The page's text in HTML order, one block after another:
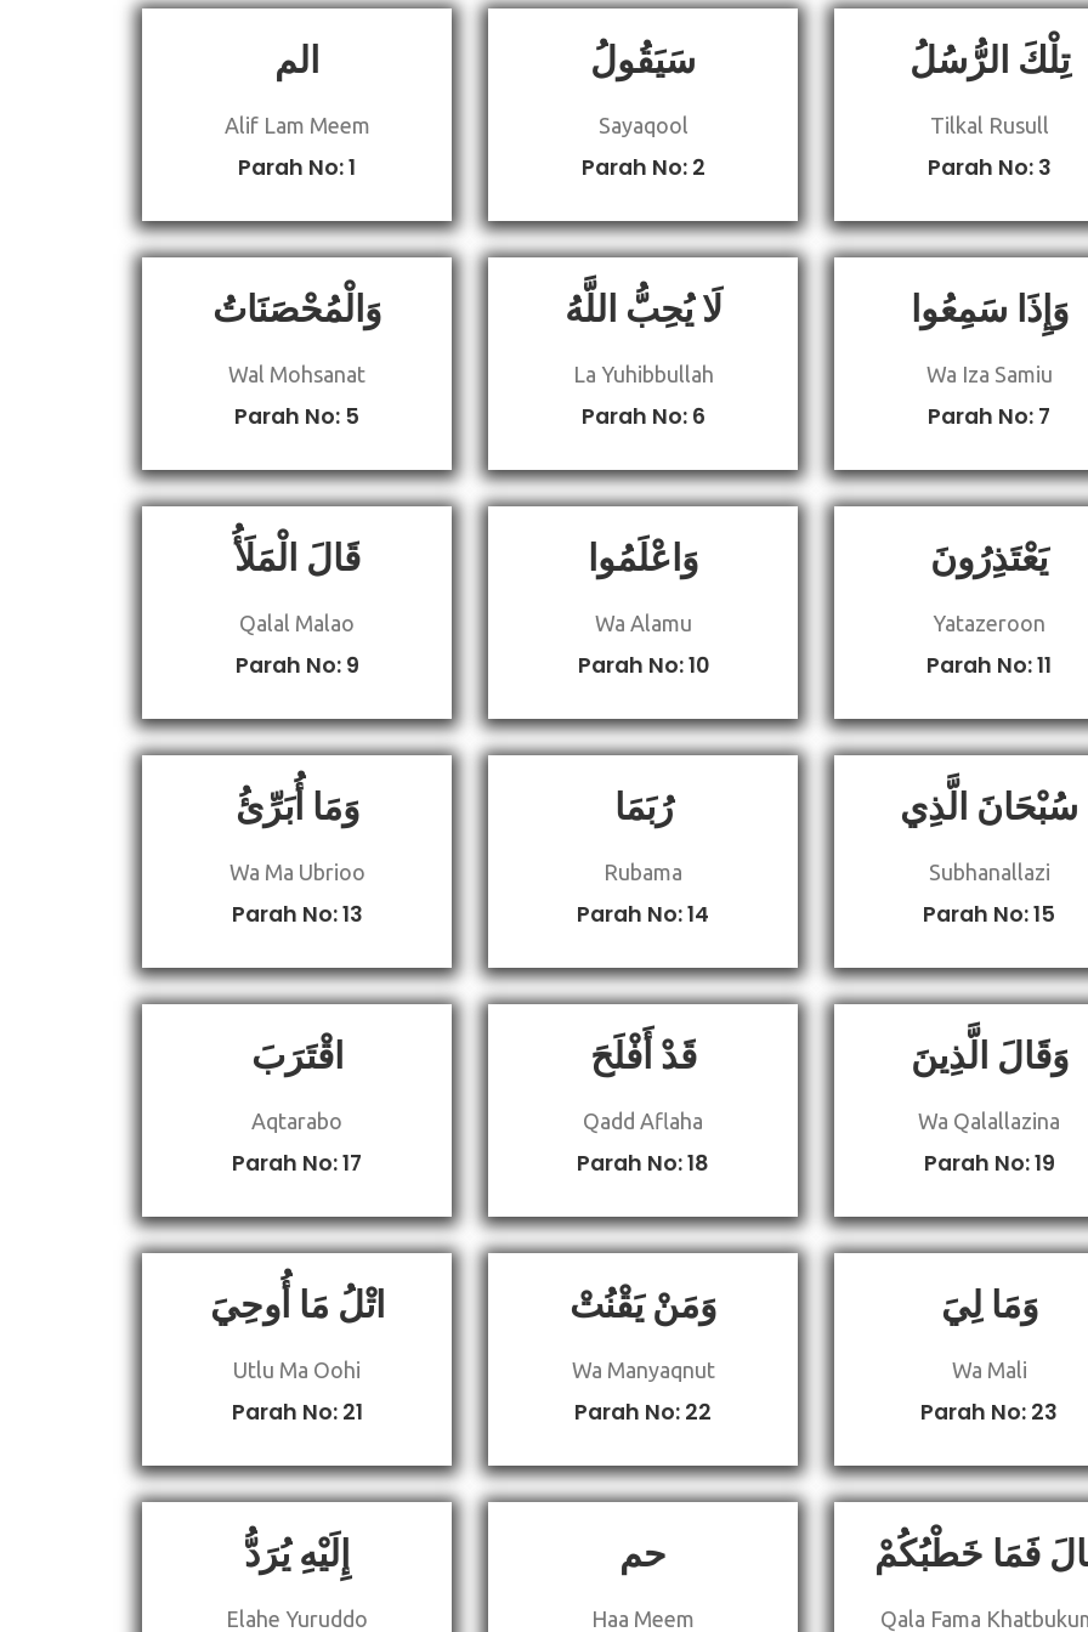
الم
Alif Lam Meem
Parah No: 1
سَيَقُولُ
Sayaqool
Parah No: 2
تِلْكَ الرُّسُلُ
Tilkal Rusull
Parah No: 3
وَالْمُحْصَنَاتُ
Wal Mohsanat
Parah No: 5
لَا يُحِبُّ اللَّهُ
La Yuhibbullah
Parah No: 6
وَإِذَا سَمِعُوا
Wa Iza Samiu
Parah No: 7
قَالَ الْمَلَأُ
Qalal Malao
Parah No: 9
وَاعْلَمُوا
Wa Alamu
Parah No: 10
يَعْتَذِرُونَ
Yatazeroon
Parah No: 11
وَمَا أُبَرِّئُ
Wa Ma Ubrioo
Parah No: 13
رُبَمَا
Rubama
Parah No: 14
سُبْحَانَ الَّذِي
Subhanallazi
Parah No: 15
اقْتَرَبَ
Aqtarabo
Parah No: 17
قَدْ أَفْلَحَ
Qadd Aflaha
Parah No: 18
وَقَالَ الَّذِينَ
Wa Qalallazina
Parah No: 19
اتْلُ مَا أُوحِيَ
Utlu Ma Oohi
Parah No: 21
وَمَنْ يَقْنُتْ
Wa Manyaqnut
Parah No: 22
وَمَا لِيَ
Wa Mali
Parah No: 23
إِلَيْهِ يُرَدُّ
Elahe Yuruddo
حم
Haa Meem
فَمَا خَطْبُكُمْ
Qala Fama